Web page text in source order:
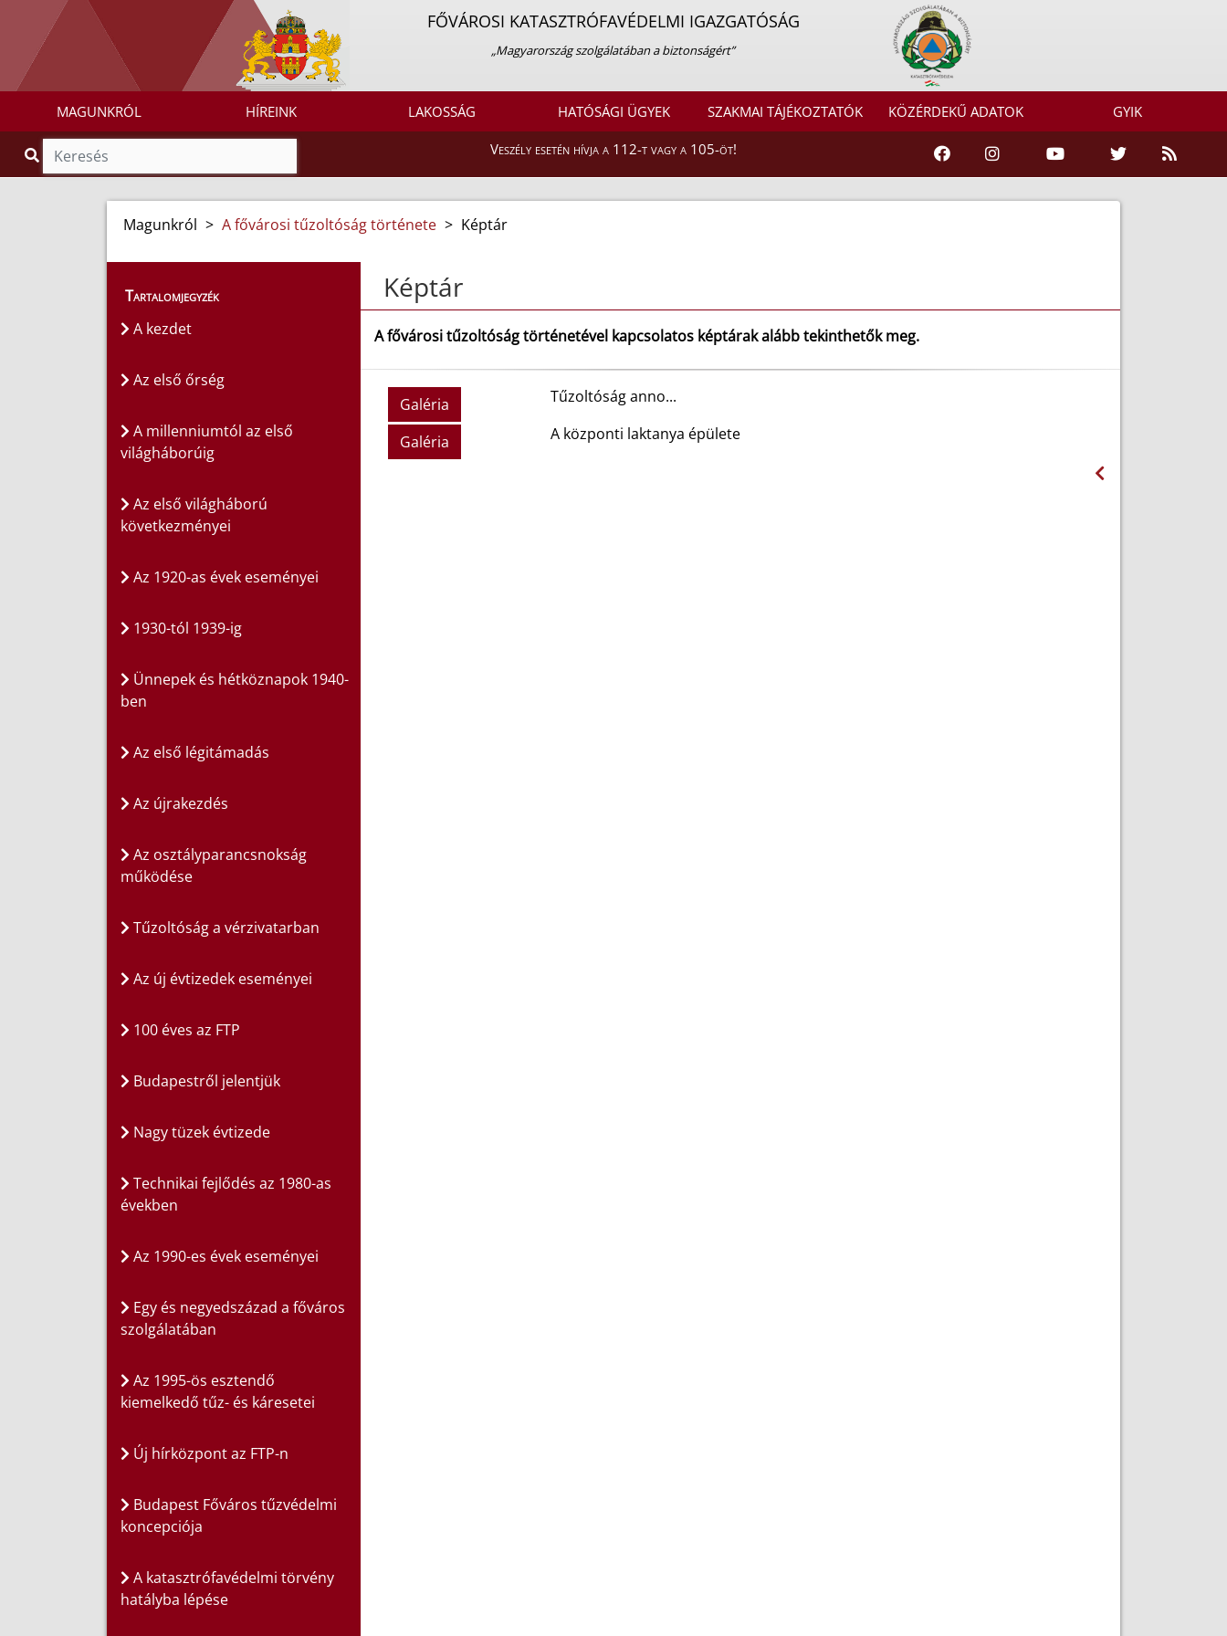
FŐVÁROSI KATASZTRÓFAVÉDELMI IGAZGATÓSÁG
„Magyarország szolgálatában a biztonságért”
MAGUNKRÓL HÍREINK LAKOSSÁG HATÓSÁGI ÜGYEK SZAKMAI TÁJÉKOZTATÓK KÖZÉRDEKŰ ADATOK GYIK
Veszély esetén hívja a 112-t vagy a 105-öt!
Magunkról > A fővárosi tűzoltóság története > Képtár
Tartalomjegyzék
A kezdet
Az első őrség
A millenniumtól az első
világháborúig
Az első világháború
következményei
Az 1920-as évek eseményei
1930-tól 1939-ig
Ünnepek és hétköznapok 1940-
ben
Az első légitámadás
Az újrakezdés
Az osztályparancsnokság
működése
Tűzoltóság a vérzivatarban
Az új évtizedek eseményei
100 éves az FTP
Budapestről jelentjük
Nagy tüzek évtizede
Technikai fejlődés az 1980-as
években
Az 1990-es évek eseményei
Egy és negyedszázad a főváros
szolgálatában
Az 1995-ös esztendő
kiemelkedő tűz- és káresetei
Új hírközpont az FTP-n
Budapest Főváros tűzvédelmi
koncepciója
A katasztrófavédelmi törvény
hatályba lépése
Képtár
A fővárosi tűzoltóság történetével kapcsolatos képtárak alább tekinthetők meg.
Galéria Tűzoltóság anno...
Galéria A központi laktanya épülete